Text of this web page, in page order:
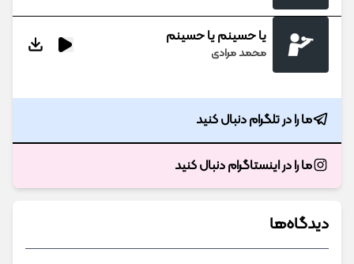
یا حسینم یا حسینم
محمد مرادی
ما را در تلگرام دنبال کنید
ما را در اینستاگرام دنبال کنید
دیدگاه‌ها